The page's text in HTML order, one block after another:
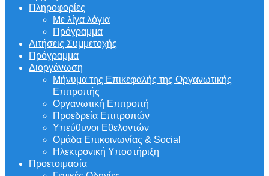
Πληροφορίες
Με λίγα λόγια
Πρόγραμμα
Αιτήσεις Συμμετοχής
Πρόγραμμα
Διοργάνωση
Μήνυμα της Επικεφαλής της Οργανωτικής
Επιτροπής
Οργανωτική Επιτροπή
Προεδρεία Επιτροπών
Υπεύθυνοι Εθελοντών
Ομάδα Επικοινωνίας & Social
Ηλεκτρονική Υποστήριξη
Προετοιμασία